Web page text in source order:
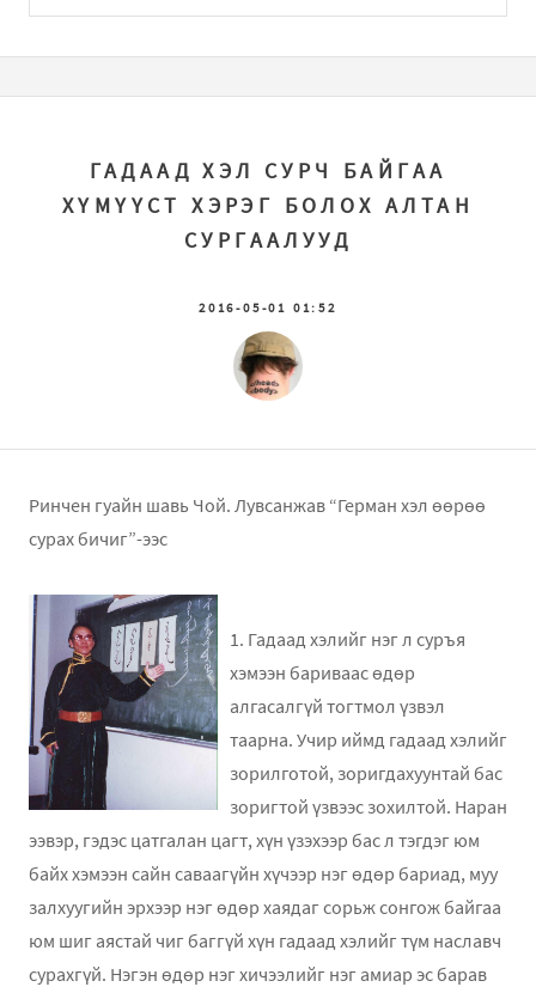
ГАДААД ХЭЛ СУРЧ БАЙГАА
ХҮМҮҮСТ ХЭРЭГ БОЛОХ АЛТАН
СУРГААЛУУД
2016-05-01 01:52
Ринчен гуайн шавь Чой. Лувсанжав “Герман хэл өөрөө
сурах бичиг”-ээс
1. Гадаад хэлийг нэг л суръя
хэмээн бариваас өдөр
алгасалгүй тогтмол үзвэл
таарна. Учир иймд гадаад хэлийг
зорилготой, зоригдахуунтай бас
зоригтой үзвээс зохилтой. Наран
ээвэр, гэдэс цатгалан цагт, хүн үзэхээр бас л тэгдэг юм
байх хэмээн сайн саваагүйн хүчээр нэг өдөр бариад, муу
залхуугийн эрхээр нэг өдөр хаядаг сорьж сонгож байгаа
юм шиг аястай чиг баггүй хүн гадаад хэлийг түм наславч
сурахгүй. Нэгэн өдөр нэг хичээлийг нэг амиар эс барав